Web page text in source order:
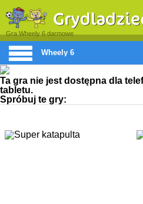
Gra Wheely 6 darmowe
Wheely 6
Ta gra nie jest dostępna dla
tabletu.
Spróbuj te gry: